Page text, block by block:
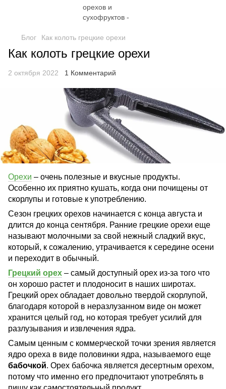
Блог Как колоть грецкие орехи
Как колоть грецкие орехи
2 октября 2022 1 Комментарий
Орехи – очень полезные и вкусные продукты.
Особенно их приятно кушать, когда они почищены от
скорлупы и готовые к употреблению.
Сезон грецких орехов начинается с конца августа и
длится до конца сентября. Ранние грецкие орехи еще
называют молочными за свой нежный сладкий вкус,
который, к сожалению, утрачивается к середине осени
и переходит в обычный.
Грецкий орех – самый доступный орех из-за того что
он хорошо растет и плодоносит в наших широтах.
Грецкий орех обладает довольно твердой скорлупой,
благодаря которой в неразлузанном виде он может
хранится целый год, но которая требует усилий для
разлузывания и извлечения ядра.
Самым ценным с коммерческой точки зрения является
ядро ореха в виде половинки ядра, называемого еще
бабочкой. Орех бабочка является десертным орехом,
потому что именно его предпочитают употреблять в